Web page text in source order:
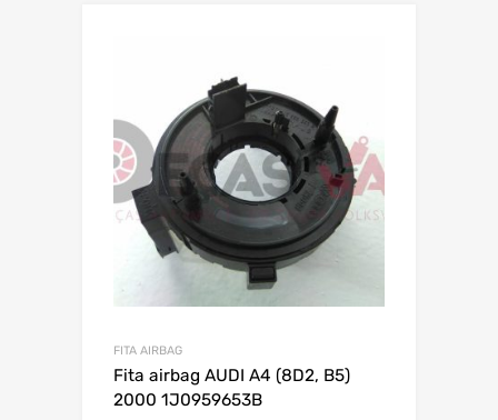
FITA AIRBAG
Fita airbag AUDI A4 (8D2, B5)
2000 1J0959653B